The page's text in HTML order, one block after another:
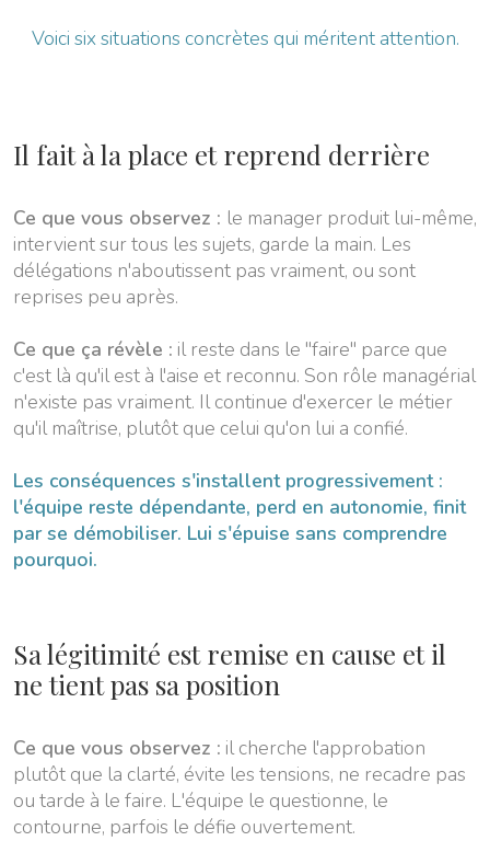
Voici six situations concrètes qui méritent attention.
Il fait à la place et reprend derrière
Ce que vous observez : le manager produit lui-même,
intervient sur tous les sujets, garde la main. Les
délégations n'aboutissent pas vraiment, ou sont
reprises peu après.
Ce que ça révèle : il reste dans le "faire" parce que
c'est là qu'il est à l'aise et reconnu. Son rôle managérial
n'existe pas vraiment. Il continue d'exercer le métier
qu'il maîtrise, plutôt que celui qu'on lui a confié.
Les conséquences s'installent progressivement :
l'équipe reste dépendante, perd en autonomie, finit
par se démobiliser. Lui s'épuise sans comprendre
pourquoi.
Sa légitimité est remise en cause et il
ne tient pas sa position
Ce que vous observez : il cherche l'approbation
plutôt que la clarté, évite les tensions, ne recadre pas
ou tarde à le faire. L'équipe le questionne, le
contourne, parfois le défie ouvertement.